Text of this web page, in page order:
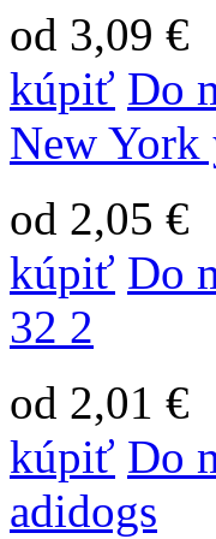
od 3,09 €
kúpiť Do
New York
od 2,05 €
kúpiť Do
32 2
od 2,01 €
kúpiť Do
adidogs